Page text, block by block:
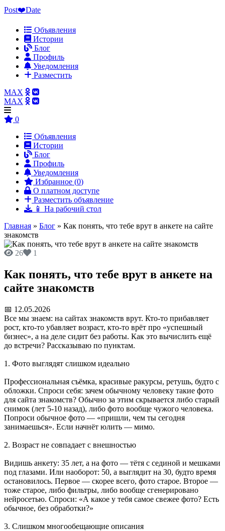
Post❤️Date
Объявления
Истории
Блог
Профиль
Уведомления
Разместить
MAX
MAX
0
Объявления
Истории
Блог
Профиль
Уведомления
Избранное (0)
О платном доступе
Разместить объявление
📱 На рабочий стол
Главная » Блог » Как понять, что тебе врут в анкете на сайте
знакомств
26 1
Как понять, что тебе врут в анкете на
сайте знакомств
📅 12.05.2026
Все мы знаем: на сайтах знакомств врут. Кто‑то прибавляет
рост, кто‑то убавляет возраст, кто‑то врёт про «успешный
бизнес», а на деле сидит без работы. Как это вычислить ещё
до встречи? Рассказываю по пунктам.
1. Фото выглядят слишком идеально
Профессиональная съёмка, красивые ракурсы, ретушь, будто с
обложки. Спроси себя: зачем обычному человеку такие фото
для сайта знакомств? Обычно за этим скрывается либо старый
снимок (лет 5‑10 назад), либо фото вообще чужого человека.
Попроси обычное фото — «пришли, чем ты сегодня
занимаешься». Если начнёт юлить — мимо.
2. Возраст не совпадает с внешностью
Видишь анкету: 35 лет, а на фото — тётя с сединой и мешками
под глазами. Или наоборот: 50, а выглядит на 30, будто время
остановилось. Первое — скорее всего, фото старое. Второе —
тоже старое, либо фильтры, либо вообще сгенерировано
нейросетью. Спроси: «А какое у тебя самое свежее фото? Есть
обычное, без обработки?»
3. Слишком многообещающие описания